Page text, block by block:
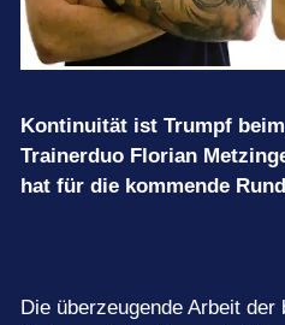
Kontinuität ist Trumpf
Trainerduo Florian
hat für die kommende
Die überzeugende Arbeit